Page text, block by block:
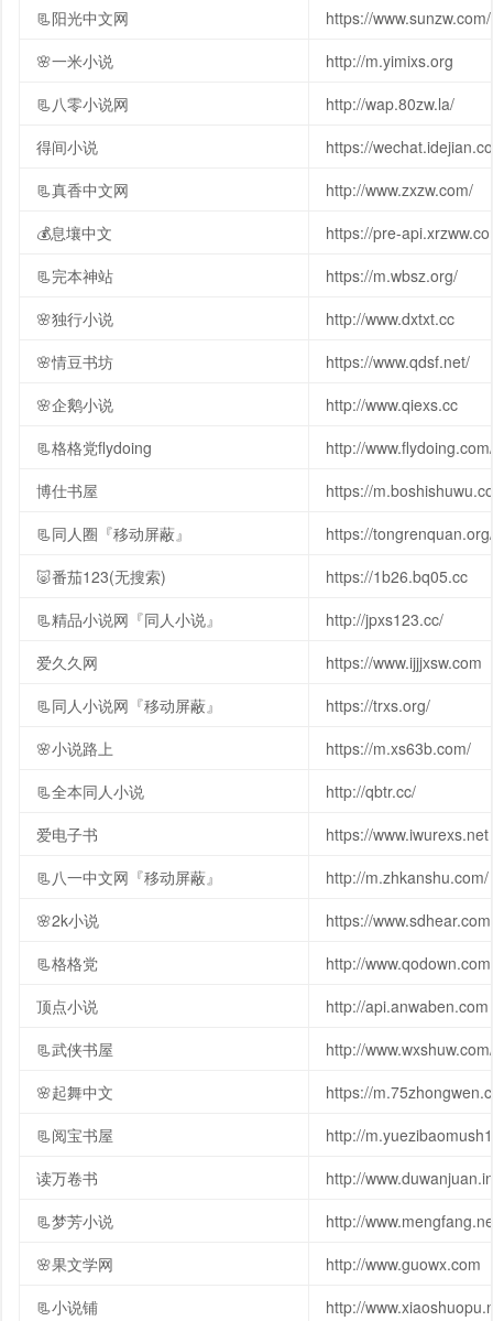
📃阳光中文网
https://www.sunzw.com/
🌸一米小说
http://m.yimixs.org
📃八零小说网
http://wap.80zw.la/
得间小说
https://
📃真香中文网
http://www.zxzw.com/
💰息壤中文
https://pre-
📃完本神站
https://m.wbsz.org/
🌸独行小说
http://www.dxtxt.cc
🌸情豆书坊
https://www.qdsf.net/
🌸企鹅小说
http://www.qiexs.cc
📃格格党flydoing
http://www.flydoing.com/
博仕书屋
https://
📃同人圈『移动屏蔽』
https://tongrenquan.org/
🐷番茄123(无搜索)
https://1b26.bq05.cc
📃精品小说网『同人小说』
http://jpxs123.cc/
爱久久网
https://www.ijjjxsw.com
📃同人小说网『移动屏蔽』
https://trxs.org/
🌸小说路上
https://m.xs63b.com/
📃全本同人小说
http://qbtr.cc/
爱电子书
https://www.iwurexs.net
📃八一中文网『移动屏蔽』
http://m.zhkanshu.com/
🌸2k小说
https://
📃格格党
http://
顶点小说
http://api.anwaben.com
📃武侠书屋
http://www.wxshuw.com/
🌸起舞中文
https://
📃阅宝书屋
http://
读万卷书
http://
📃梦芳小说
http://
🌸果文学网
http://www.guowx.com
📃小说铺
http://